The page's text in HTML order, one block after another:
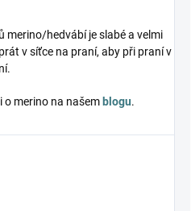
merino/hedvábí je slabé a velmi
v síťce na praní, aby při praní v
o merino na našem blogu.